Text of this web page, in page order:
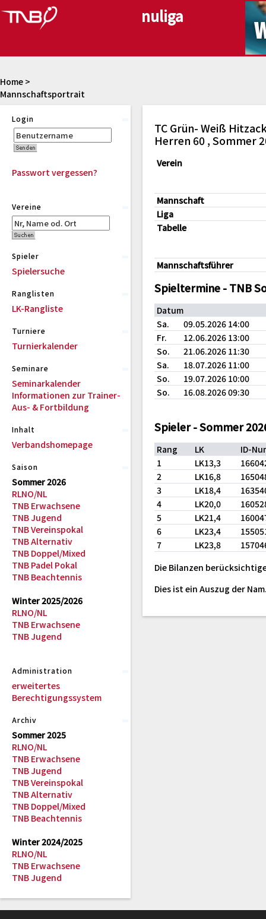
Mannschaftsportrait
Home >
Login
Passwort vergessen?
Vereine
Spieler
Spielersuche
Ranglisten
LK-Rangliste
Turniere
Turnierkalender
Seminare
Seminarkalender
Informationen zur Trainer-
Aus- & Fortbildung
Inhalt
Verbandshomepage
Saison
Sommer 2026
RLNO/NL
TNB Erwachsene
TNB Jugend
TNB Vereinspokal
TNB Alternativ
TNB Doppel/Mixed
TNB Padel Pokal
TNB Beachtennis
Winter 2025/2026
RLNO/NL
TNB Erwachsene
TNB Jugend
Administration
erweitertes
Berechtigungssystem
Archiv
Sommer 2025
RLNO/NL
TNB Erwachsene
TNB Jugend
TNB Vereinspokal
TNB Alternativ
TNB Doppel/Mixed
TNB Beachtennis
Winter 2024/2025
RLNO/NL
TNB Erwachsene
TNB Jugend
TC Grün- Weiß
Herren 60 , Sommer
Verein
Mannschaft
Liga
Tabelle
Mannschaftsführer
Spieltermine - TNB
Datum
Sa.
09.05.2026 14:00
Fr.
12.06.2026 13:00
So.
21.06.2026 11:30
Sa.
18.07.2026 11:00
So.
19.07.2026 10:00
So.
16.08.2026 09:30
Spieler - Sommer
Rang LK
ID-
1
LK13,3
2
LK16,8
3
LK18,4
4
LK20,0
5
LK21,4
6
LK23,4
7
LK23,8
Die Bilanzen
Dies ist ein Auszug der